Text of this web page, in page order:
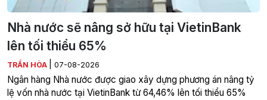
Nhà nước sẽ nâng sở hữu tại VietinBank
lên tối thiểu 65%
TRẦN HÒA 07-08-2026
Ngân hàng Nhà nước được giao xây dựng phương án nâng tỷ
lệ vốn nhà nước tại VietinBank từ 64,46% lên tối thiểu 65%